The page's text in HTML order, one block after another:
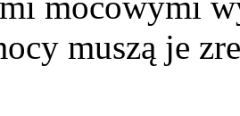
muszą je